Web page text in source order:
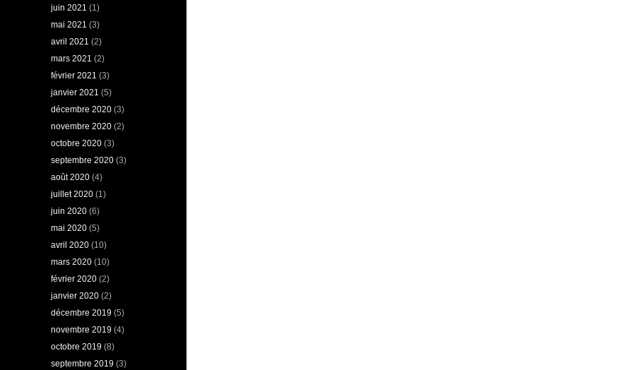
juin 2021 (1)
mai 2021 (3)
avril 2021 (2)
mars 2021 (2)
février 2021 (3)
janvier 2021 (5)
décembre 2020 (3)
novembre 2020 (2)
octobre 2020 (3)
septembre 2020 (3)
août 2020 (4)
juillet 2020 (1)
juin 2020 (6)
mai 2020 (5)
avril 2020 (10)
mars 2020 (10)
février 2020 (2)
janvier 2020 (2)
décembre 2019 (5)
novembre 2019 (4)
octobre 2019 (8)
septembre 2019 (3)